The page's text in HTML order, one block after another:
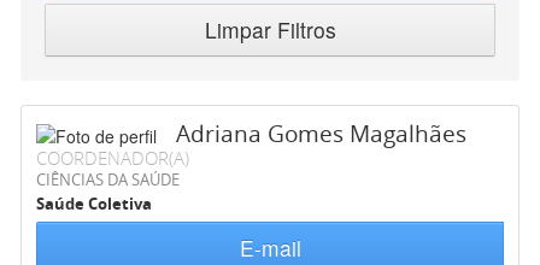
Limpar Filtros
Adriana Gomes Magalhães
COORDENADOR(A)
CIÊNCIAS DA SAÚDE
Saúde Coletiva
E-mail